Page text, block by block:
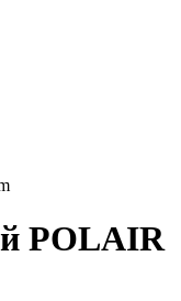
POLAIR